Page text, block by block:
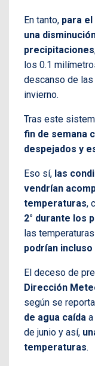
En tanto, para
una
precipitaciones
los 0.1
descanso de
invierno.
Tras este
fin de semana
despejados y
Eso sí, las
vendrían
temperaturas,
2° durante los
las
podrían
El deceso de
Dirección
según se
de agua caída
de junio y así,
temperaturas.